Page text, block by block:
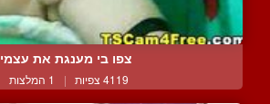
צפו בי מענגת את עצמי
4119 צפיות | 1 המלצות